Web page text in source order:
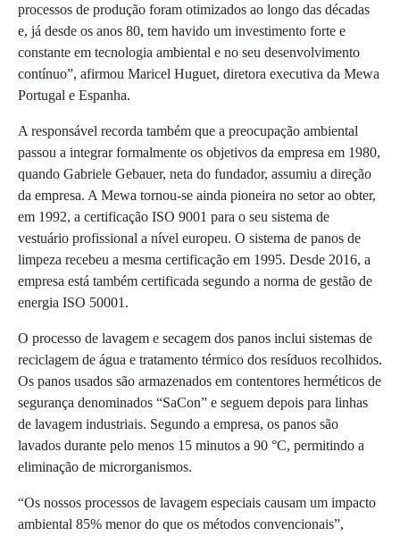
processos de produção foram otimizados ao longo das décadas
e, já desde os anos 80, tem havido um investimento forte e
constante em tecnologia ambiental e no seu desenvolvimento
contínuo”, afirmou Maricel Huguet, diretora executiva da Mewa
Portugal e Espanha.
A responsável recorda também que a preocupação ambiental
passou a integrar formalmente os objetivos da empresa em 1980,
quando Gabriele Gebauer, neta do fundador, assumiu a direção
da empresa. A Mewa tornou-se ainda pioneira no setor ao obter,
em 1992, a certificação ISO 9001 para o seu sistema de
vestuário profissional a nível europeu. O sistema de panos de
limpeza recebeu a mesma certificação em 1995. Desde 2016, a
empresa está também certificada segundo a norma de gestão de
energia ISO 50001.
O processo de lavagem e secagem dos panos inclui sistemas de
reciclagem de água e tratamento térmico dos resíduos recolhidos.
Os panos usados são armazenados em contentores herméticos de
segurança denominados “SaCon” e seguem depois para linhas
de lavagem industriais. Segundo a empresa, os panos são
lavados durante pelo menos 15 minutos a 90 °C, permitindo a
eliminação de microrganismos.
“Os nossos processos de lavagem especiais causam um impacto
ambiental 85% menor do que os métodos convencionais”,